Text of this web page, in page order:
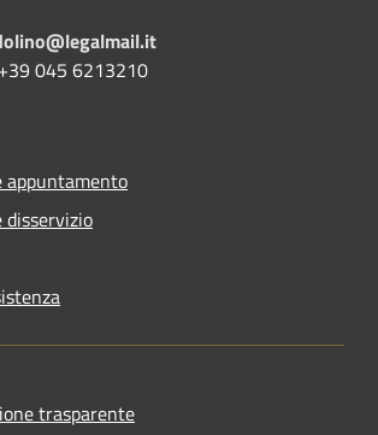
045 6213210
appuntamento
disservizio
trasparente